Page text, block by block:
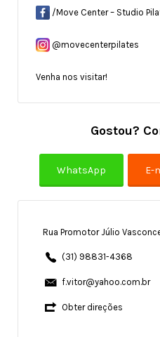
/Move Center – Studio
@movecenterpilates
Venha nos visitar!
Gostou?
Rua Promotor Júlio
(31) 98831-4368
f.vitor@yahoo.com.br
Obter direções